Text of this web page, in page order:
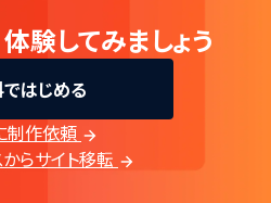
体験してみましょう
はじめる
制作依頼
らサイト移転